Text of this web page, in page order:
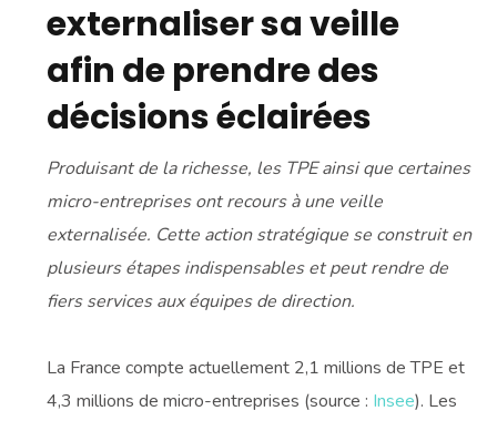
externaliser sa veille
afin de prendre des
décisions éclairées
Produisant de la richesse, les TPE ainsi que certaines
micro-entreprises ont recours à une veille
externalisée. Cette action stratégique se construit en
plusieurs étapes indispensables et peut rendre de
fiers services aux équipes de direction.
La France compte actuellement 2,1 millions de TPE et
4,3 millions de micro-entreprises (source : Insee). Les